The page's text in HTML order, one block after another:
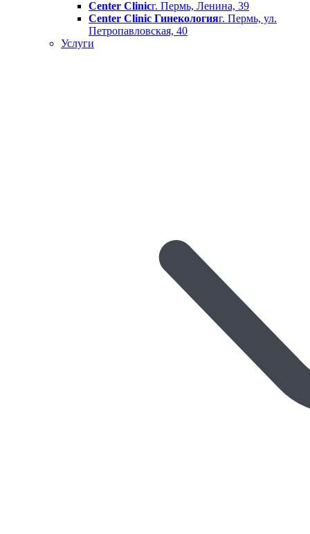
Center Clinicг. Пермь, Ленина, 39
Center Clinic Гинекологияг. Пермь, ул.
Петропавловская, 40
Услуги